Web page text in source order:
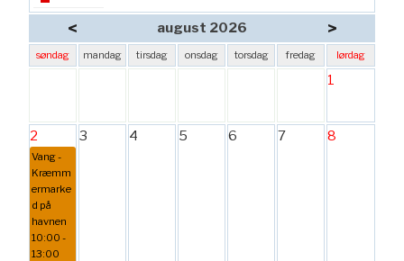
< august 2026 >
søndag mandag tirsdag onsdag torsdag fredag lørdag
1
2
Vang -
Kræmm
ermarke
d på
havnen
10:00 -
13:00
3 4 5 6 7 8